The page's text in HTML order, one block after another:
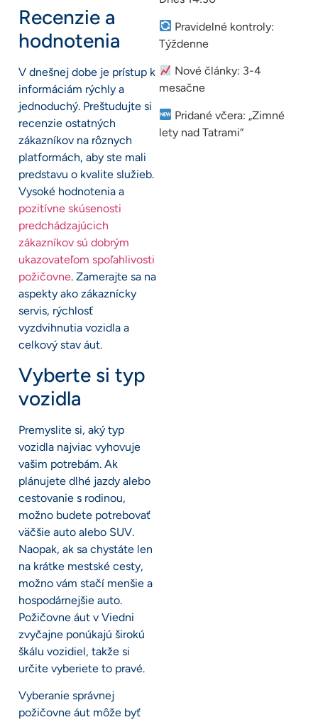
Recenzie a
hodnotenia
V dnešnej dobe je prístup k
informáciám rýchly a
jednoduchý. Preštudujte si
recenzie ostatných
zákazníkov na rôznych
platformách, aby ste mali
predstavu o kvalite služieb.
Vysoké hodnotenia a
pozitívne skúsenosti
predchádzajúcich
zákazníkov sú dobrým
ukazovateľom spoľahlivosti
požičovne. Zamerajte sa na
aspekty ako zákaznícky
servis, rýchlosť
vyzdvihnutia vozidla a
celkový stav áut.
Vyberte si typ
vozidla
Premyslite si, aký typ
vozidla najviac vyhovuje
vašim potrebám. Ak
plánujete dlhé jazdy alebo
cestovanie s rodinou,
možno budete potrebovať
väčšie auto alebo SUV.
Naopak, ak sa chystáte len
na krátke mestské cesty,
možno vám stačí menšie a
hospodárnejšie auto.
Požičovne áut v Viedni
zvyčajne ponúkajú širokú
škálu vozidiel, takže si
určite vyberiete to pravé.
Vyberanie správnej
požičovne áut môže byť
Pravidelné kontroly:
Týždenne
Nové články: 3-4
mesačne
Pridané včera: „Zimné
lety nad Tatrami“